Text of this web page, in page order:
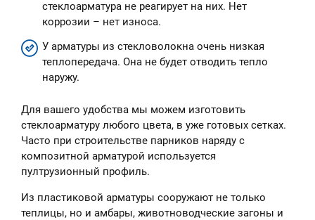
стеклоарматура не реагирует на них. Нет
коррозии – нет износа.
У арматуры из стекловолокна очень низкая
теплопередача. Она не будет отводить тепло
наружу.
Для вашего удобства мы можем изготовить
стеклоарматуру любого цвета, в уже готовых сетках.
Часто при строительстве парников наряду с
композитной арматурой используется
пултрузионный профиль.
Из пластиковой арматуры сооружают не только
теплицы, но и амбары, животноводческие загоны и